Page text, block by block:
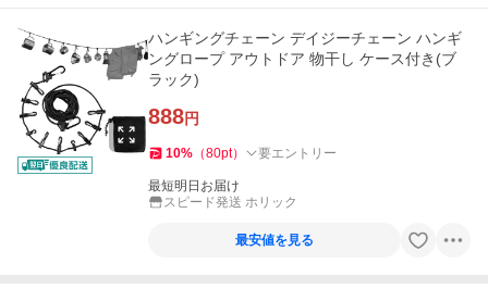
ハンギングチェーン デイジーチェーン ハンギ
ングロープ アウトドア 物干し ケース付き(ブ
ラック)
888円
10% （80pt） 要エントリー
最短明日お届け
スピード発送 ホリック
最安値を見る